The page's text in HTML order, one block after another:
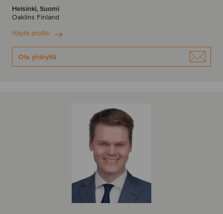
Helsinki, Suomi
Oaklins Finland
Näytä profiili
Ota yhteyttä